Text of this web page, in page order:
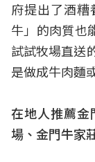
府提出了酒
牛」的肉質也
試試牧場直送
是做成牛肉麵
在地人推薦金
場、金門牛家